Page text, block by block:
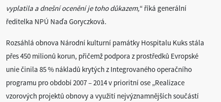
vyplatila a dnešní ocenění je toho důkazem,“ říká generální
ředitelka NPÚ Naďa Goryczková.
Rozsáhlá obnova Národní kulturní památky Hospitalu Kuks stála
přes 450 milionů korun, přičemž podpora z prostředků Evropské
unie činila 85 % nákladů krytých z Integrovaného operačního
programu pro období 2007 – 2014 v prioritní ose „Realizace
vzorových projektů obnovy a využití nejvýznamnějších součástí